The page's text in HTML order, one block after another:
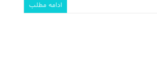
ادامه مطلب